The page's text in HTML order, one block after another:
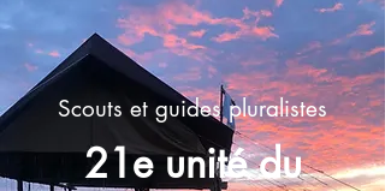
Scouts et guides pluralistes
21e unité du